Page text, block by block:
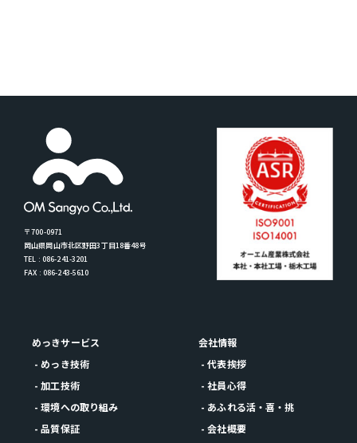
〒700-0971
岡山県岡山市北区野田3丁目18番48号
TEL : 086-241-3201
FAX : 086-243-5610
めっきサービス
- めっき技術
- 加工技術
- 環境への取り組み
- 品質保証
会社情報
- 代表挨拶
- 社員心得
- あふれる活・喜・挑
- 会社概要